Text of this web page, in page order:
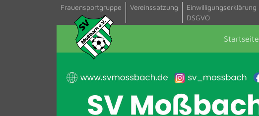
Frauensportgruppe Vereinssatzung
Einwilligungserklärung
DSGVO
Startseite